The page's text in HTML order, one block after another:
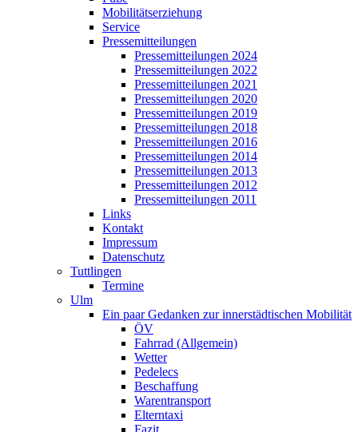
Mobilitätserziehung
Service
Pressemitteilungen
Pressemitteilungen 2024
Pressemitteilungen 2022
Pressemitteilungen 2021
Pressemitteilungen 2020
Pressemitteilungen 2019
Pressemitteilungen 2018
Pressemitteilungen 2016
Pressemitteilungen 2014
Pressemitteilungen 2013
Pressemitteilungen 2012
Pressemitteilungen 2011
Links
Kontakt
Impressum
Datenschutz
Tuttlingen
Termine
Ulm
Ein paar Gedanken zur innerstädtischen Mobilität
ÖV
Fahrrad (Allgemein)
Wetter
Pedelecs
Beschaffung
Warentransport
Elterntaxi
Fazit